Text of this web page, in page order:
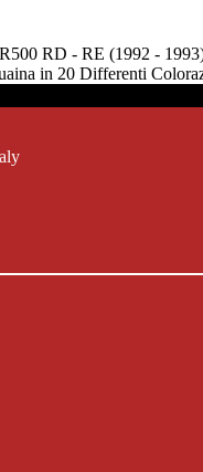
RD - RE (1992 -
in 20 Differenti